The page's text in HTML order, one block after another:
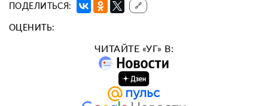
ПОДЕЛИТЬСЯ: 🔗
ОЦЕНИТЬ:
ЧИТАЙТЕ «УГ» В: